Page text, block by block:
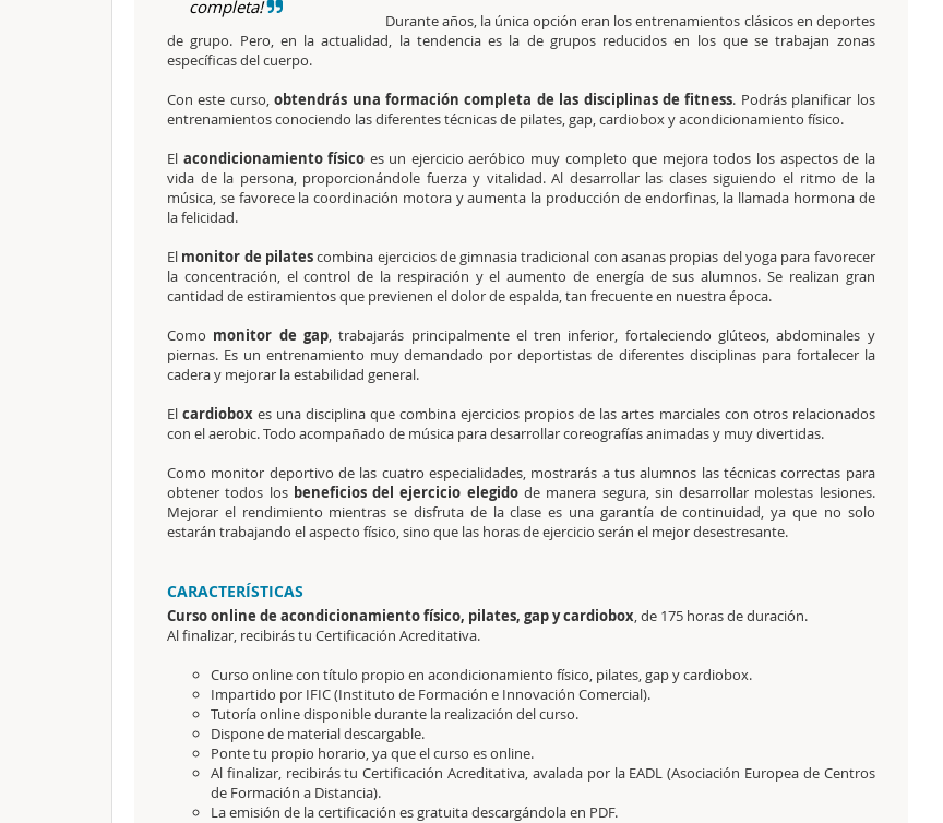
completa!
Durante años, la única opción eran los entrenamientos clásicos en deportes
de grupo. Pero, en la actualidad, la tendencia es la de grupos reducidos en los que se trabajan zonas
específicas del cuerpo.
Con este curso,obtendrás una formación completa de las disciplinas de fitness. Podrás planificar los
entrenamientos conociendo las diferentes técnicas de pilates, gap, cardiobox y acondicionamiento físico.
El acondicionamiento físico es un ejercicio aeróbico muy completo que mejora todos los aspectos de la
vida de la persona, proporcionándole fuerza y vitalidad. Al desarrollar las clases siguiendo el ritmo de la
música, se favorece la coordinación motora y aumenta la producción de endorfinas, la llamada hormona de
la felicidad.
El monitor de pilatescombina ejercicios de gimnasia tradicional con asanas propias del yoga para favorecer
la concentración, el control de la respiración y el aumento de energía de sus alumnos. Se realizan gran
cantidad de estiramientos que previenen el dolor de espalda, tan frecuente en nuestra época.
Como monitor de gap, trabajarás principalmente el tren inferior, fortaleciendo glúteos, abdominales y
piernas. Es un entrenamiento muy demandado por deportistas de diferentes disciplinas para fortalecer la
cadera y mejorar la estabilidad general.
Elcardioboxes una disciplina que combina ejercicios propios de las artes marciales con otros relacionados
con el aerobic. Todo acompañado de música para desarrollar coreografías animadas y muy divertidas.
Como monitor deportivo de las cuatro especialidades, mostrarás a tus alumnos las técnicas correctas para
obtener todos los beneficios del ejercicio elegido de manera segura, sin desarrollar molestas lesiones.
Mejorar el rendimiento mientras se disfruta de la clase es una garantía de continuidad, ya que no solo
estarán trabajando el aspecto físico, sino que las horas de ejercicio serán el mejor desestresante.
CARACTERÍSTICAS
Curso online de acondicionamiento físico, pilates, gap y cardiobox, de 175 horas de duración.
Al finalizar, recibirás tu Certificación Acreditativa.
Curso online con título propio en acondicionamiento físico, pilates, gap y cardiobox.
Impartido por IFIC (Instituto de Formación e Innovación Comercial).
Tutoría online disponible durante la realización del curso.
Dispone de material descargable.
Ponte tu propio horario, ya que el curso es online.
Al finalizar, recibirás tu Certificación Acreditativa, avalada por la EADL (Asociación Europea de Centros
de Formación a Distancia).
La emisión de la certificación es gratuita descargándola en PDF.